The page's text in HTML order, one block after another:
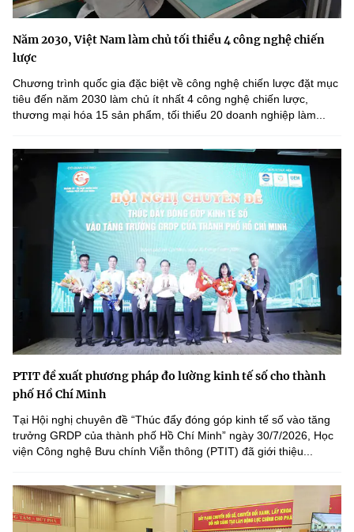
Năm 2030, Việt Nam làm chủ tối thiểu 4 công nghệ chiến
lược
Chương trình quốc gia đặc biệt về công nghệ chiến lược đặt mục
tiêu đến năm 2030 làm chủ ít nhất 4 công nghệ chiến lược,
thương mại hóa 15 sản phẩm, tối thiểu 20 doanh nghiệp làm...
PTIT đề xuất phương pháp đo lường kinh tế số cho thành
phố Hồ Chí Minh
Tại Hội nghị chuyên đề “Thúc đẩy đóng góp kinh tế số vào tăng
trưởng GRDP của thành phố Hồ Chí Minh” ngày 30/7/2026, Học
viện Công nghệ Bưu chính Viễn thông (PTIT) đã giới thiệu...